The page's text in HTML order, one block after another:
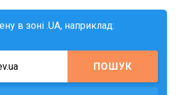
в зоні .UA, наприклад:
ПОШУК